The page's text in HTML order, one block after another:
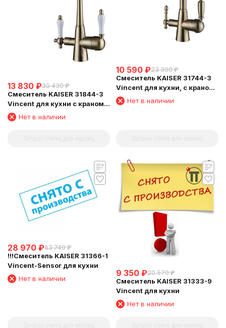
13 830 ₽30 430 ₽
Смеситель KAISER 31844-3
Vincent для кухни с краном
для питьевой воды
Нет в наличии
10 590 ₽23 300 ₽
Смеситель KAISER 31744-3
Vincent для кухни, с краном
для питьевой воды,
бронзовый
Нет в наличии
28 970 ₽63 740 ₽
!!!Смеситель KAISER 31366-1
Vincent-Sensor для кухни
Нет в наличии
9 350 ₽20 570 ₽
Смеситель KAISER 31333-9
Vincent для кухни
Нет в наличии